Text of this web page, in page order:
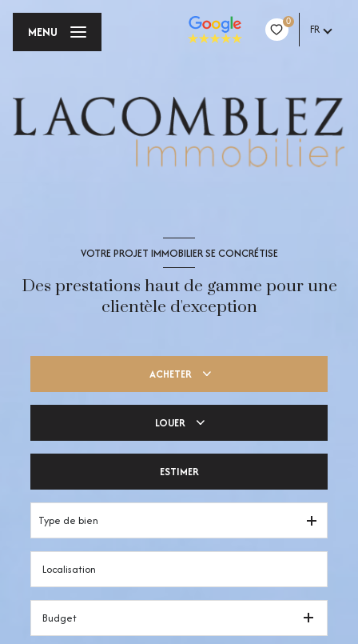
0
FR
MENU
VOTRE PROJET IMMOBILIER SE CONCRÉTISE
Des prestations haut de gamme pour une
clientèle d'exception
ACHETER
LOUER
ESTIMER
Type de bien
Budget